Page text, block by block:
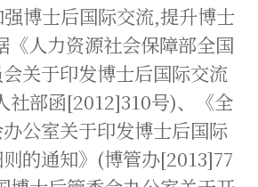
博士后国际交流,提升博士
《人力资源社会保障部全国
关于印发博士后国际交流
社部函[2012]310号)、《全
公室关于印发博士后国际
的通知》(博管办[2013]77